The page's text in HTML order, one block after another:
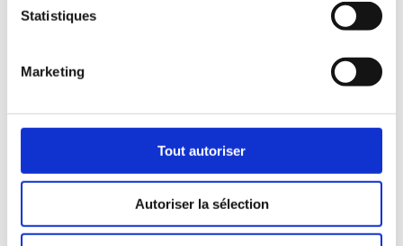
Statistiques
Marketing
Tout autoriser
Autoriser la sélection